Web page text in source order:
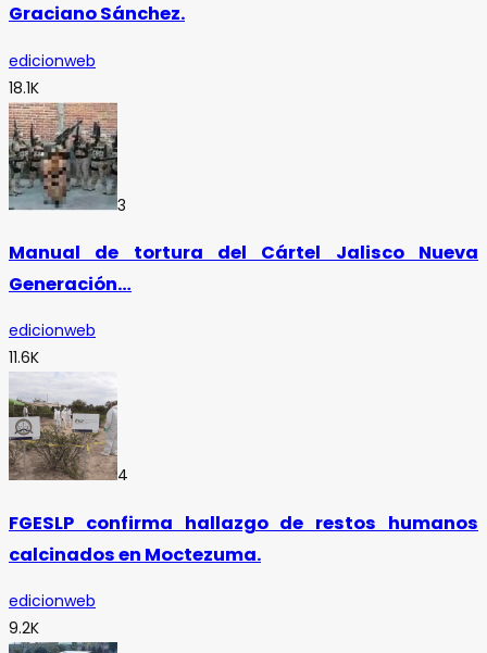
Graciano Sánchez.
edicionweb
18.1K
3
Manual de tortura del Cártel Jalisco Nueva
Generación…
edicionweb
11.6K
4
FGESLP confirma hallazgo de restos humanos
calcinados en Moctezuma.
edicionweb
9.2K